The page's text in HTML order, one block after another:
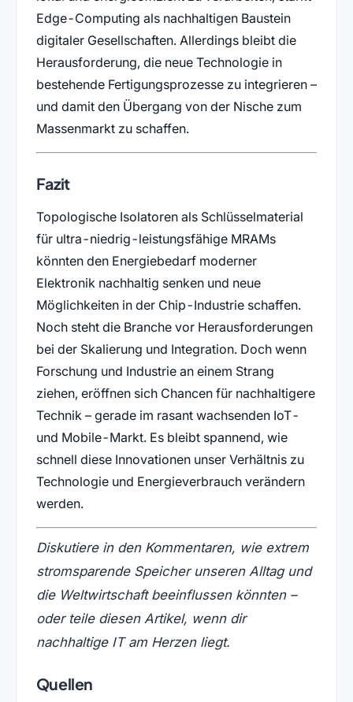
Edge-Computing als nachhaltigen Baustein
digitaler Gesellschaften. Allerdings bleibt die
Herausforderung, die neue Technologie in
bestehende Fertigungsprozesse zu integrieren –
und damit den Übergang von der Nische zum
Massenmarkt zu schaffen.
Fazit
Topologische Isolatoren als Schlüsselmaterial
für ultra-niedrig-leistungsfähige MRAMs
könnten den Energiebedarf moderner
Elektronik nachhaltig senken und neue
Möglichkeiten in der Chip-Industrie schaffen.
Noch steht die Branche vor Herausforderungen
bei der Skalierung und Integration. Doch wenn
Forschung und Industrie an einem Strang
ziehen, eröffnen sich Chancen für nachhaltigere
Technik – gerade im rasant wachsenden IoT-
und Mobile-Markt. Es bleibt spannend, wie
schnell diese Innovationen unser Verhältnis zu
Technologie und Energieverbrauch verändern
werden.
Diskutiere in den Kommentaren, wie extrem
stromsparende Speicher unseren Alltag und
die Weltwirtschaft beeinflussen könnten –
oder teile diesen Artikel, wenn dir
nachhaltige IT am Herzen liegt.
Quellen